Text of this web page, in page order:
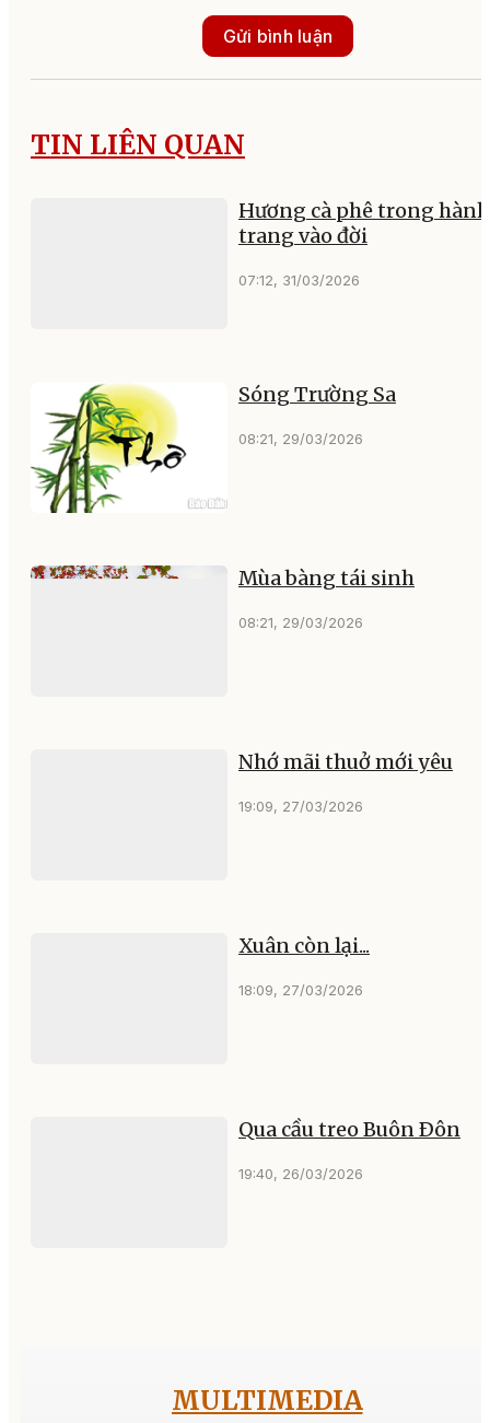
Gửi bình luận
TIN LIÊN QUAN
Hương cà phê trong hành
trang vào đời
07:12, 31/03/2026
Sóng Trường Sa
08:21, 29/03/2026
Mùa bàng tái sinh
08:21, 29/03/2026
Nhớ mãi thuở mới yêu
19:09, 27/03/2026
Xuân còn lại...
18:09, 27/03/2026
Qua cầu treo Buôn Ðôn
19:40, 26/03/2026
MULTIMEDIA